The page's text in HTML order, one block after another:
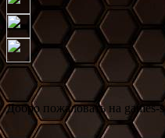
Добро пожаловать на games-